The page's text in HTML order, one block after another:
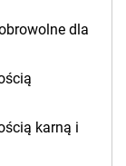
dla
karną i